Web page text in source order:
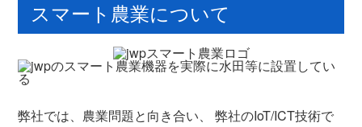
スマート農業について
弊社では、農業問題と向き合い、 弊社のIoT/ICT技術で